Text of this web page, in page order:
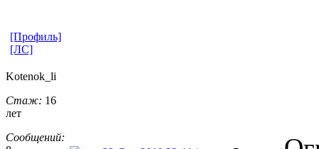
[Профиль]
[ЛС]
Kotenok_li
Стаж: 16
лет
Сообщений: